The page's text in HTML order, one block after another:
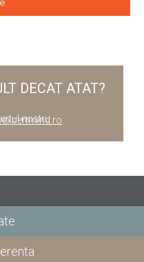
DECAT ATAT?
nostru